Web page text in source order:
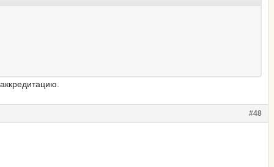
#48